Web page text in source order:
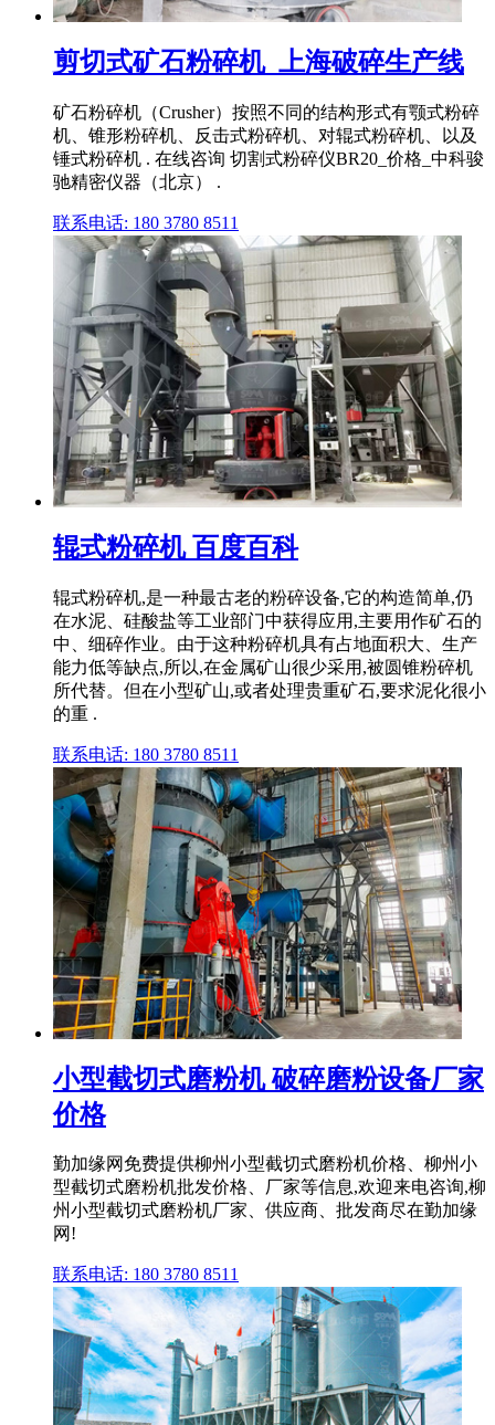
剪切式矿石粉碎机_上海破碎生产线
矿石粉碎机（Crusher）按照不同的结构形式有颚式粉碎
机、锥形粉碎机、反击式粉碎机、对辊式粉碎机、以及
锤式粉碎机 . 在线咨询 切割式粉碎仪BR20_价格_中科骏
驰精密仪器（北京） .
联系电话: 180 3780 8511
辊式粉碎机 百度百科
辊式粉碎机,是一种最古老的粉碎设备,它的构造简单,仍
在水泥、硅酸盐等工业部门中获得应用,主要用作矿石的
中、细碎作业。由于这种粉碎机具有占地面积大、生产
能力低等缺点,所以,在金属矿山很少采用,被圆锥粉碎机
所代替。但在小型矿山,或者处理贵重矿石,要求泥化很小
的重 .
联系电话: 180 3780 8511
小型截切式磨粉机 破碎磨粉设备厂家
价格
勤加缘网免费提供柳州小型截切式磨粉机价格、柳州小
型截切式磨粉机批发价格、厂家等信息,欢迎来电咨询,柳
州小型截切式磨粉机厂家、供应商、批发商尽在勤加缘
网!
联系电话: 180 3780 8511